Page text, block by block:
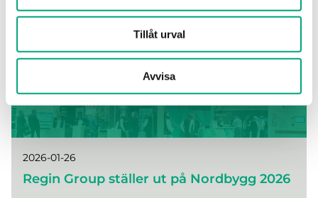
Tillåt urval
Avvisa
2026-01-26
Regin Group ställer ut på Nordbygg 2026